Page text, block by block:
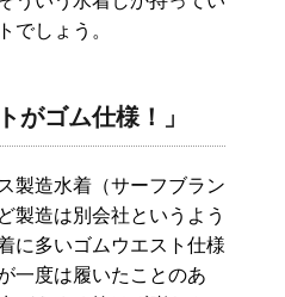
でしょう。
ゴム仕様！」
製造水着（サーフブラン
製造は別会社というよう
に多いゴムウエスト仕様
一度は履いたことのあ